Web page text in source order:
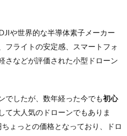
や世界的な半導体素子メーカー
フライトの安定感、スマートフォ
さなどが評価された小型ドローン
でしたが、数年経った今でも初心
て大人気のドローンでもありま
ょっとの価格となっており、ドロ